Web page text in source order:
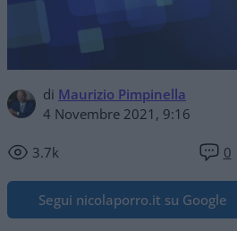
di Maurizio Pimpinella
4 Novembre 2021, 9:16
3.7k 0
Segui nicolaporro.it su Google